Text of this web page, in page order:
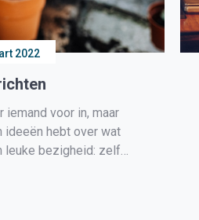
2022
iemand voor in, maar
ideeën hebt over wat
leuke bezigheid: zelf
onder ons zijn er
jouw groene vingers.